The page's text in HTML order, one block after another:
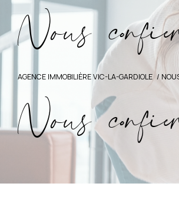
Nou cnfi
AGENCE IMMOBILIÈRE VIC-LA-GARDIOLE
Nous